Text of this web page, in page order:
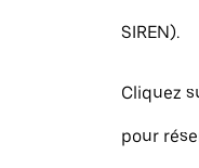
SIREN).
Cliquez
pour